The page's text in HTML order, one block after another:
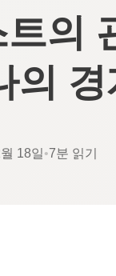
의
의 경
18일•7분 읽기